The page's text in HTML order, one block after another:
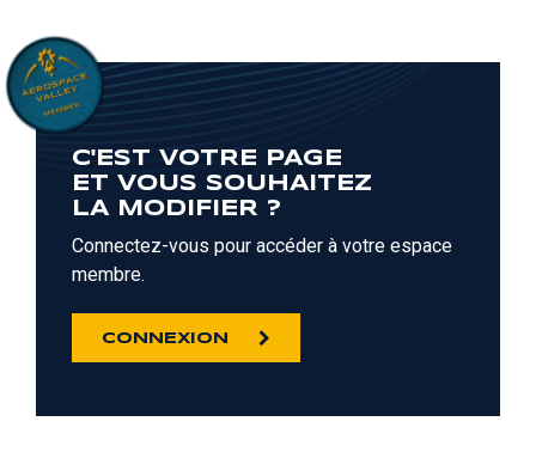
C'EST VOTRE PAGE
ET VOUS SOUHAITEZ
LA MODIFIER ?
Connectez-vous pour accéder à votre espace
membre.
CONNEXION